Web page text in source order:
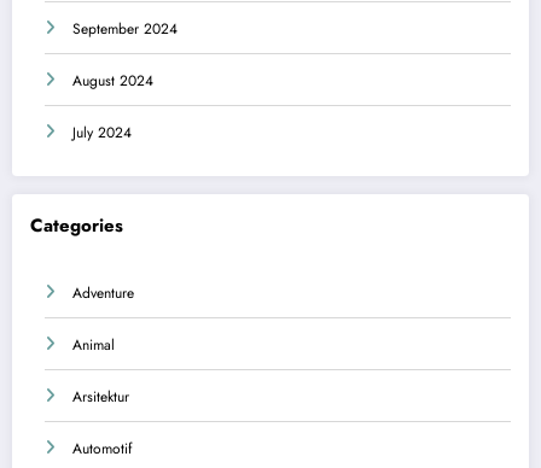
September 2024
August 2024
July 2024
Categories
Adventure
Animal
Arsitektur
Automotif